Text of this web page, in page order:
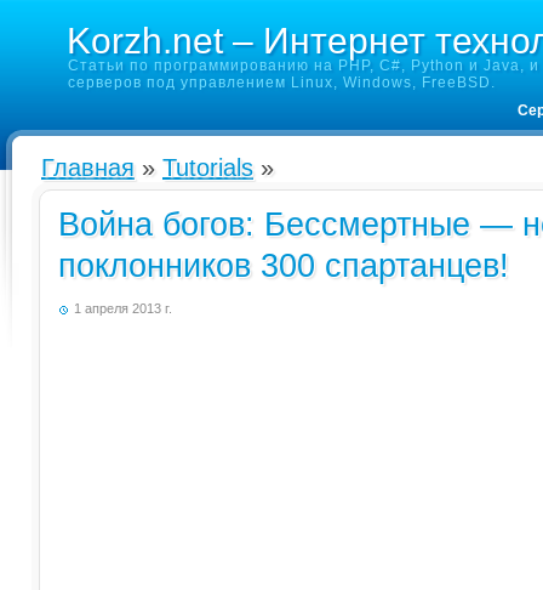
Korzh.net – Интернет
Статьи по программированию на PHP, C#, Python и Java,
серверов под управлением Linux, Windows, FreeBSD.
Главная » Tutorials »
Война богов: Бессмертные —
поклонников 300 спартанцев!
1 апреля 2013 г.